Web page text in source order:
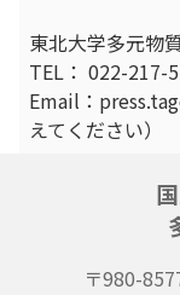
東北大学多元物
TEL： 022-217-
Email：
えてください）
〒980-